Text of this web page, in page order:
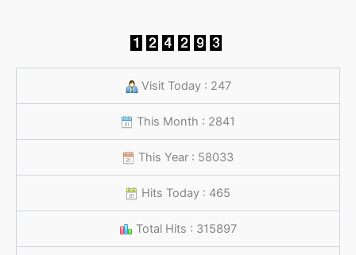
Visit Today : 247
This Month : 2841
This Year : 58033
Hits Today : 465
Total Hits : 315897